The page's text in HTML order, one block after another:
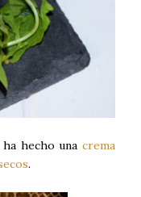
hecho una crema
.